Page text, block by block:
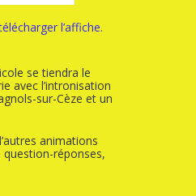
l’affiche.
se tiendra le
avec l’intronisation
sur-Cèze et un
animations
réponses,